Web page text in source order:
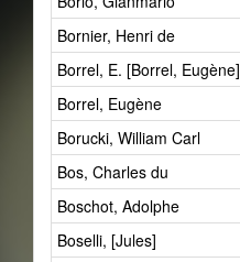
Bornier, Henri de
Borrel, E. [Borrel, Eugène]
Borrel, Eugène
Borucki, William Carl
Bos, Charles du
Boschot, Adolphe
Boselli, [Jules]